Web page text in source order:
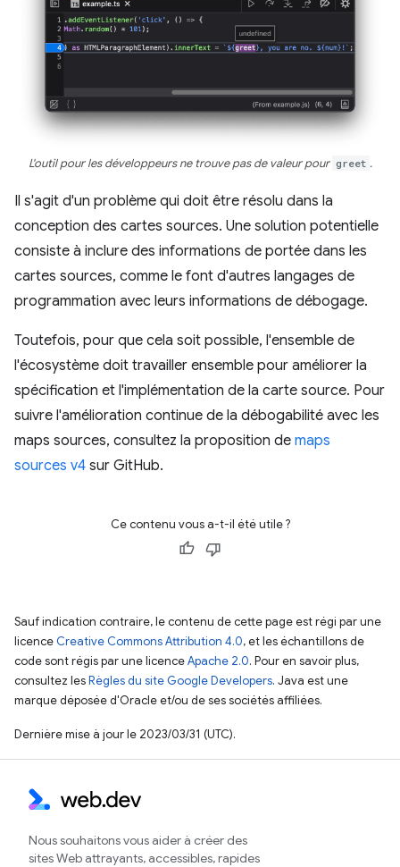
L'outil pour les développeurs ne trouve pas de valeur pour greet .
Il s'agit d'un problème qui doit être résolu dans la
conception des cartes sources. Une solution potentielle
consiste à inclure des informations de portée dans les
cartes sources, comme le font d'autres langages de
programmation avec leurs informations de débogage.
Toutefois, pour que cela soit possible, l'ensemble de
l'écosystème doit travailler ensemble pour améliorer la
spécification et l'implémentation de la carte source. Pour
suivre l'amélioration continue de la débogabilité avec les
maps sources, consultez la proposition de maps
sources v4 sur GitHub.
Ce contenu vous a-t-il été utile ?
Sauf indication contraire, le contenu de cette page est régi par une
licence Creative Commons Attribution 4.0, et les échantillons de
code sont régis par une licenceApache 2.0. Pour en savoir plus,
consultez lesRègles du site Google Developers. Java est une
marque déposée d'Oracle et/ou de ses sociétés affiliées.
Dernière mise à jour le 2023/03/31 (UTC).
Nous souhaitons vous aider à créer des
sites Web attrayants, accessibles, rapides